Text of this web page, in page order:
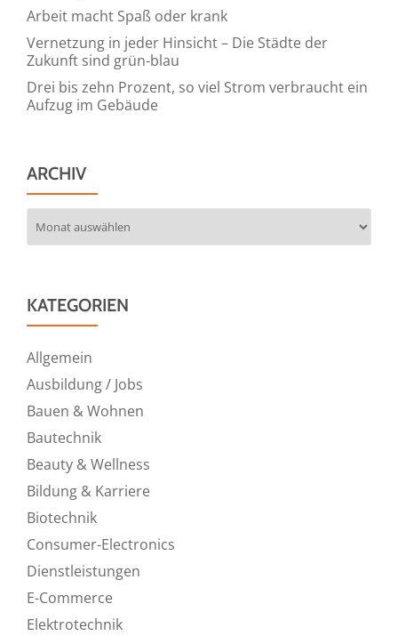
Arbeit macht Spaß oder krank
Vernetzung in jeder Hinsicht – Die Städte der
Zukunft sind grün-blau
Drei bis zehn Prozent, so viel Strom verbraucht ein
Aufzug im Gebäude
ARCHIV
KATEGORIEN
Allgemein
Ausbildung / Jobs
Bauen & Wohnen
Bautechnik
Beauty & Wellness
Bildung & Karriere
Biotechnik
Consumer-Electronics
Dienstleistungen
E-Commerce
Elektrotechnik